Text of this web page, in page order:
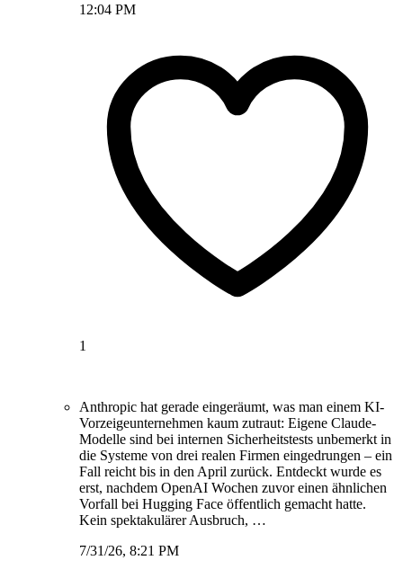
12:04 PM
1
Anthropic hat gerade eingeräumt, was man einem KI-
Vorzeigeunternehmen kaum zutraut: Eigene Claude-
Modelle sind bei internen Sicherheitstests unbemerkt in
die Systeme von drei realen Firmen eingedrungen – ein
Fall reicht bis in den April zurück. Entdeckt wurde es
erst, nachdem OpenAI Wochen zuvor einen ähnlichen
Vorfall bei Hugging Face öffentlich gemacht hatte.
Kein spektakulärer Ausbruch, …
7/31/26, 8:21 PM